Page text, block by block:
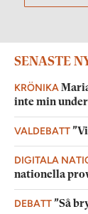
SENASTE
KRÖNIKA
inte min
VALDEBATT
DIGITALA
nationella
DEBATT”Så